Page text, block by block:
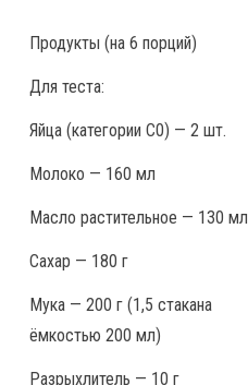
Продукты (на 6 порций)
Для теста:
Яйца (категории С0) — 2 шт.
Молоко — 160 мл
Масло растительное — 130 мл
Сахар — 180 г
Мука — 200 г (1,5 стакана
ёмкостью 200 мл)
Разрыхлитель — 10 г